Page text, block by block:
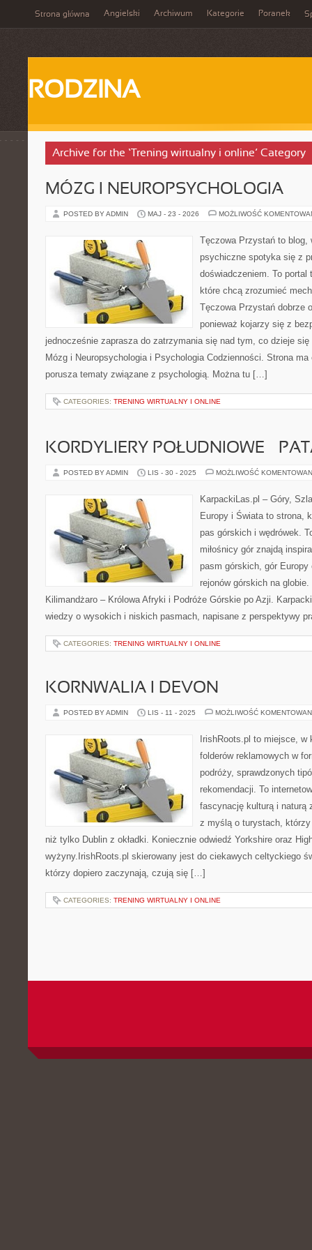
Strona główna Angielski Archiwum Kategorie Poranek
RODZINA
Archive for the ‘Trening wirtualny i online’ Category
MÓZG I NEUROPSYCHOLOGIA
POSTED BY ADMIN MAJ - 23 - 2026 MOŻLIWOŚĆ
Tęczowa Przystań to blog,
psychiczne spotyka się z
doświadczeniem. To
które chcą zrozumieć
Tęczowa Przystań dobrze
ponieważ kojarzy się z
jednocześnie zaprasza do zatrzymania się nad tym, co dzieje się
Mózg i Neuropsychologia i Psychologia Codzienności. Strona
porusza tematy związane z psychologią. Można tu […]
CATEGORIES: TRENING WIRTUALNY I ONLINE
KORDYLIERY POŁUDNIOWE –
POSTED BY ADMIN LIS - 30 - 2025 MOŻLIWOŚĆ
KarpackiLas.pl – Góry,
Europy i Świata to strona,
pas górskich i wędrówek.
miłośnicy gór znajdą
pasm górskich, gór
rejonów górskich na
Kilimandżaro – Królowa Afryki i Podróże Górskie po Azji.
wiedzy o wysokich i niskich pasmach, napisane z perspektywy
CATEGORIES: TRENING WIRTUALNY I ONLINE
KORNWALIA I DEVON
POSTED BY ADMIN LIS - 11 - 2025 MOŻLIWOŚĆ
IrishRoots.pl to miejsce,
folderów reklamowych w
podróży, sprawdzonych
rekomendacji. To
fascynację kulturą i naturą
z myślą o turystach,
niż tylko Dublin z okładki. Koniecznie odwiedź Yorkshire oraz
wyżyny.IrishRoots.pl skierowany jest do ciekawych celtyckiego
którzy dopiero zaczynają, czują się […]
CATEGORIES: TRENING WIRTUALNY I ONLINE